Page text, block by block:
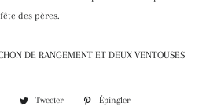
des pères.
DE RANGEMENT ET DEUX VENTOUSES
PartagerTweeter
TweeterÉpingler